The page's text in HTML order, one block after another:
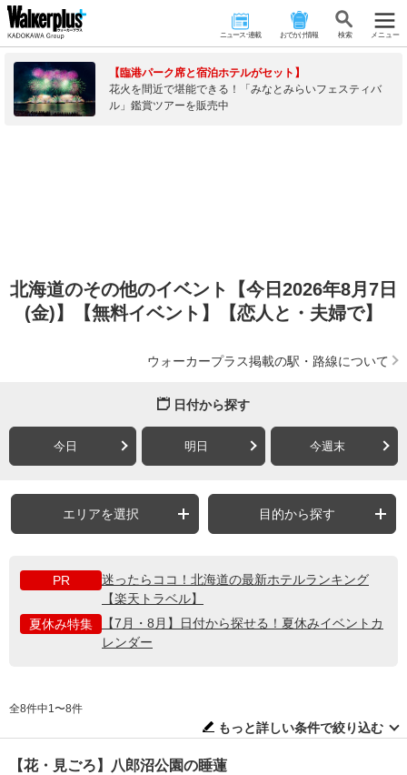
ニュース･連載 おでかけ情報 検 索 メニュー
【臨港パーク席と宿泊ホテルがセット】
花火を間近で堪能できる！「みなとみらいフェスティバ
ル」鑑賞ツアーを販売中
北海道のその他のイベント【今日2026年8月7日
(金)】【無料イベント】【恋人と・夫婦で】
ウォーカープラス掲載の駅・路線について
日付から探す
今日 明日 今週末
エリアを選択 目的から探す
PR
迷ったらココ！北海道の最新ホテルランキング
【楽天トラベル】
夏休み特集
【7月・8月】日付から探せる！夏休みイベントカ
レンダー
全8件中1〜8件
もっと詳しい条件で絞り込む
【花・見ごろ】八郎沼公園の睡蓮